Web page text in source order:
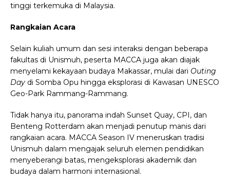
tinggi terkemuka di Malaysia.
Rangkaian Acara
Selain kuliah umum dan sesi interaksi dengan beberapa
fakultas di Unismuh, peserta MACCA juga akan diajak
menyelami kekayaan budaya Makassar, mulai dari Outing
Day di Somba Opu hingga eksplorasi di Kawasan UNESCO
Geo-Park Rammang-Rammang.
Tidak hanya itu, panorama indah Sunset Quay, CPI, dan
Benteng Rotterdam akan menjadi penutup manis dari
rangkaian acara. MACCA Season IV meneruskan tradisi
Unismuh dalam mengajak seluruh elemen pendidikan
menyeberangi batas, mengeksplorasi akademik dan
budaya dalam harmoni internasional.